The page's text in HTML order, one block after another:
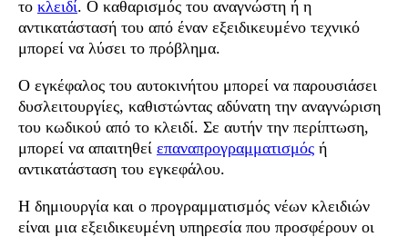
το κλειδί. Ο καθαρισμός του αναγνώστη ή η
αντικατάστασή του από έναν εξειδικευμένο τεχνικό
μπορεί να λύσει το πρόβλημα.
Ο εγκέφαλος του αυτοκινήτου μπορεί να παρουσιάσει
δυσλειτουργίες, καθιστώντας αδύνατη την αναγνώριση
του κωδικού από το κλειδί. Σε αυτήν την περίπτωση,
μπορεί να απαιτηθεί επαναπρογραμματισμόςή
αντικατάσταση του εγκεφάλου.
Η δημιουργία και ο προγραμματισμός νέων κλειδιών
είναι μια εξειδικευμένη υπηρεσία που προσφέρουν οι